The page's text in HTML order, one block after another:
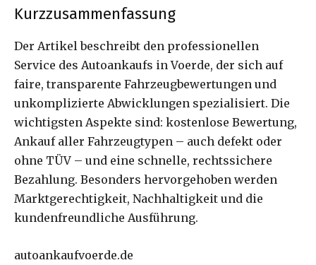
Kurzzusammenfassung
Der Artikel beschreibt den professionellen
Service des Autoankaufs in Voerde, der sich auf
faire, transparente Fahrzeugbewertungen und
unkomplizierte Abwicklungen spezialisiert. Die
wichtigsten Aspekte sind: kostenlose Bewertung,
Ankauf aller Fahrzeugtypen – auch defekt oder
ohne TÜV – und eine schnelle, rechtssichere
Bezahlung. Besonders hervorgehoben werden
Marktgerechtigkeit, Nachhaltigkeit und die
kundenfreundliche Ausführung.
autoankaufvoerde.de